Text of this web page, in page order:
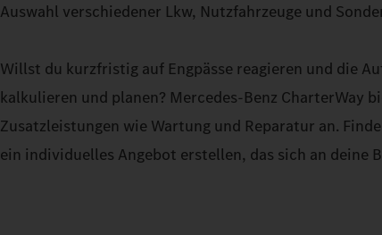
Auswahl verschiedener Lkw, Nutzfahrzeuge und
Willst du kurzfristig auf Engpässe reagieren und die
kalkulieren und planen? Mercedes-Benz CharterWay
Zusatzleistungen wie Wartung und Reparatur an.
ein individuelles Angebot erstellen, das sich an deine